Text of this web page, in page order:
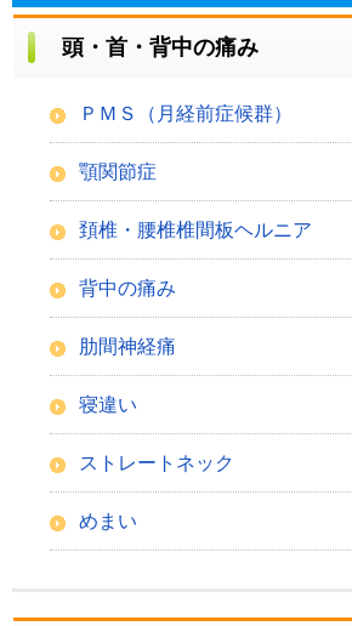
頭・首・背中の痛み
ＰＭＳ（月経前症候群）
顎関節症
頚椎・腰椎椎間板ヘルニア
背中の痛み
肋間神経痛
寝違い
ストレートネック
めまい